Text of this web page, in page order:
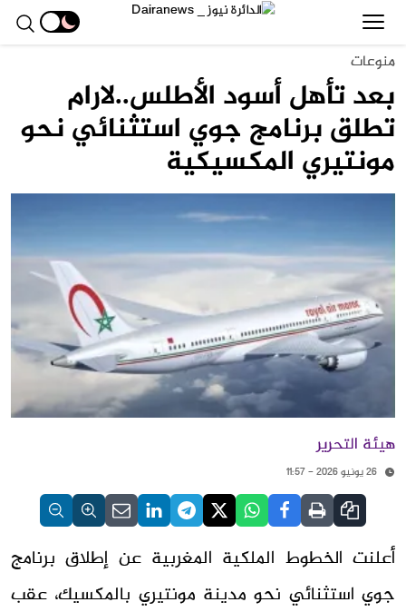
منوعات
بعد تأهل أسود الأطلس..لارام
تطلق برنامج جوي استثنائي نحو
مونتيري المكسيكية
هيئة التحرير
26 يونيو 2026 - 11:57
أعلنت الخطوط الملكية المغربية عن إطلاق برنامج
جوي استثنائي نحو مدينة مونتيري بالمكسيك، عقب